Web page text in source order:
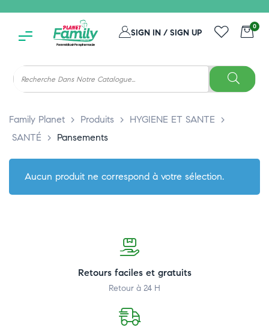
SIGN IN / SIGN UP
0
Family Planet > Produits > HYGIENE ET SANTE
>
SANTÉ
> Pansements
Aucun produit ne correspond à votre sélection.
Retours faciles et gratuits
Retour à 24 H